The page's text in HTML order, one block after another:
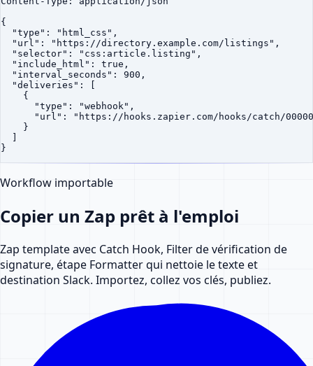
{
  "type": "html_css",
  "url": "https://directory.example.com/listings",
  "selector": "css:article.listing",
  "include_html": true,
  "interval_seconds": 900,
  "deliveries": [
    {
      "type": "webhook",
"url": "https://hooks.zapier.com/hooks/catch/
    }
}
Workflow importable
Copier un Zap prêt à l'emploi
Zap template avec Catch Hook, Filter de vérification de
signature, étape Formatter qui nettoie le texte et
destination Slack. Importez, collez vos clés, publiez.